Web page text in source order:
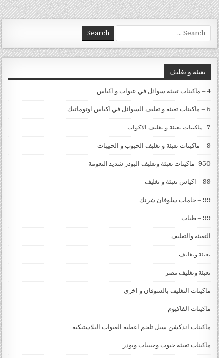
Search for:
تعبئة و تغليف
4 – ماكينات تعبئة سوائل في عبوات و اكياس
5 – ماكينات تعبئة و تغليف السوائل في اكياس اوتوماتيك
7 -ماكينات تعبئة و تغليف الاكواب
9 – ماكينات تعبئة و تغليف الحبوب و الحبيبات
950 -ماكينات تعبئة وتغليف البودر شديد النعومة
99 – اكياس تعبئة و تغليف
99 – خامات سلوفان شرنك
99 – طبات
التعبئة والتغليف
تعبئة وتغليف
تعبئة وتغليف مصر
ماكينات التغليف بالسوفان و اخري
ماكينات الفاكيوم
ماكينات اندكشن سيل تلحم اغطية العبوات البلاستيكية
ماكينات تعبئة حبوب وحبيبات وبودر